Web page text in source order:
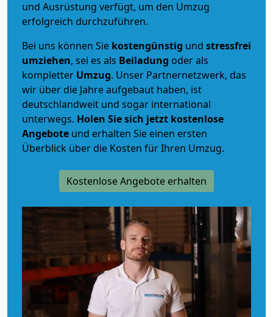
und Ausrüstung verfügt, um den Umzug
erfolgreich durchzuführen.
Bei uns können Sie kostengünstig und stressfrei
umziehen, sei es als Beiladung oder als
kompletter Umzug. Unser Partnernetzwerk, das
wir über die Jahre aufgebaut haben, ist
deutschlandweit und sogar international
unterwegs. Holen Sie sich jetzt kostenlose
Angebote und erhalten Sie einen ersten
Überblick über die Kosten für Ihren Umzug.
Kostenlose Angebote erhalten